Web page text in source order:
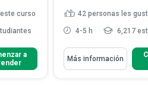
curso
a
42 personas les
4-5 h 6,217
Más información